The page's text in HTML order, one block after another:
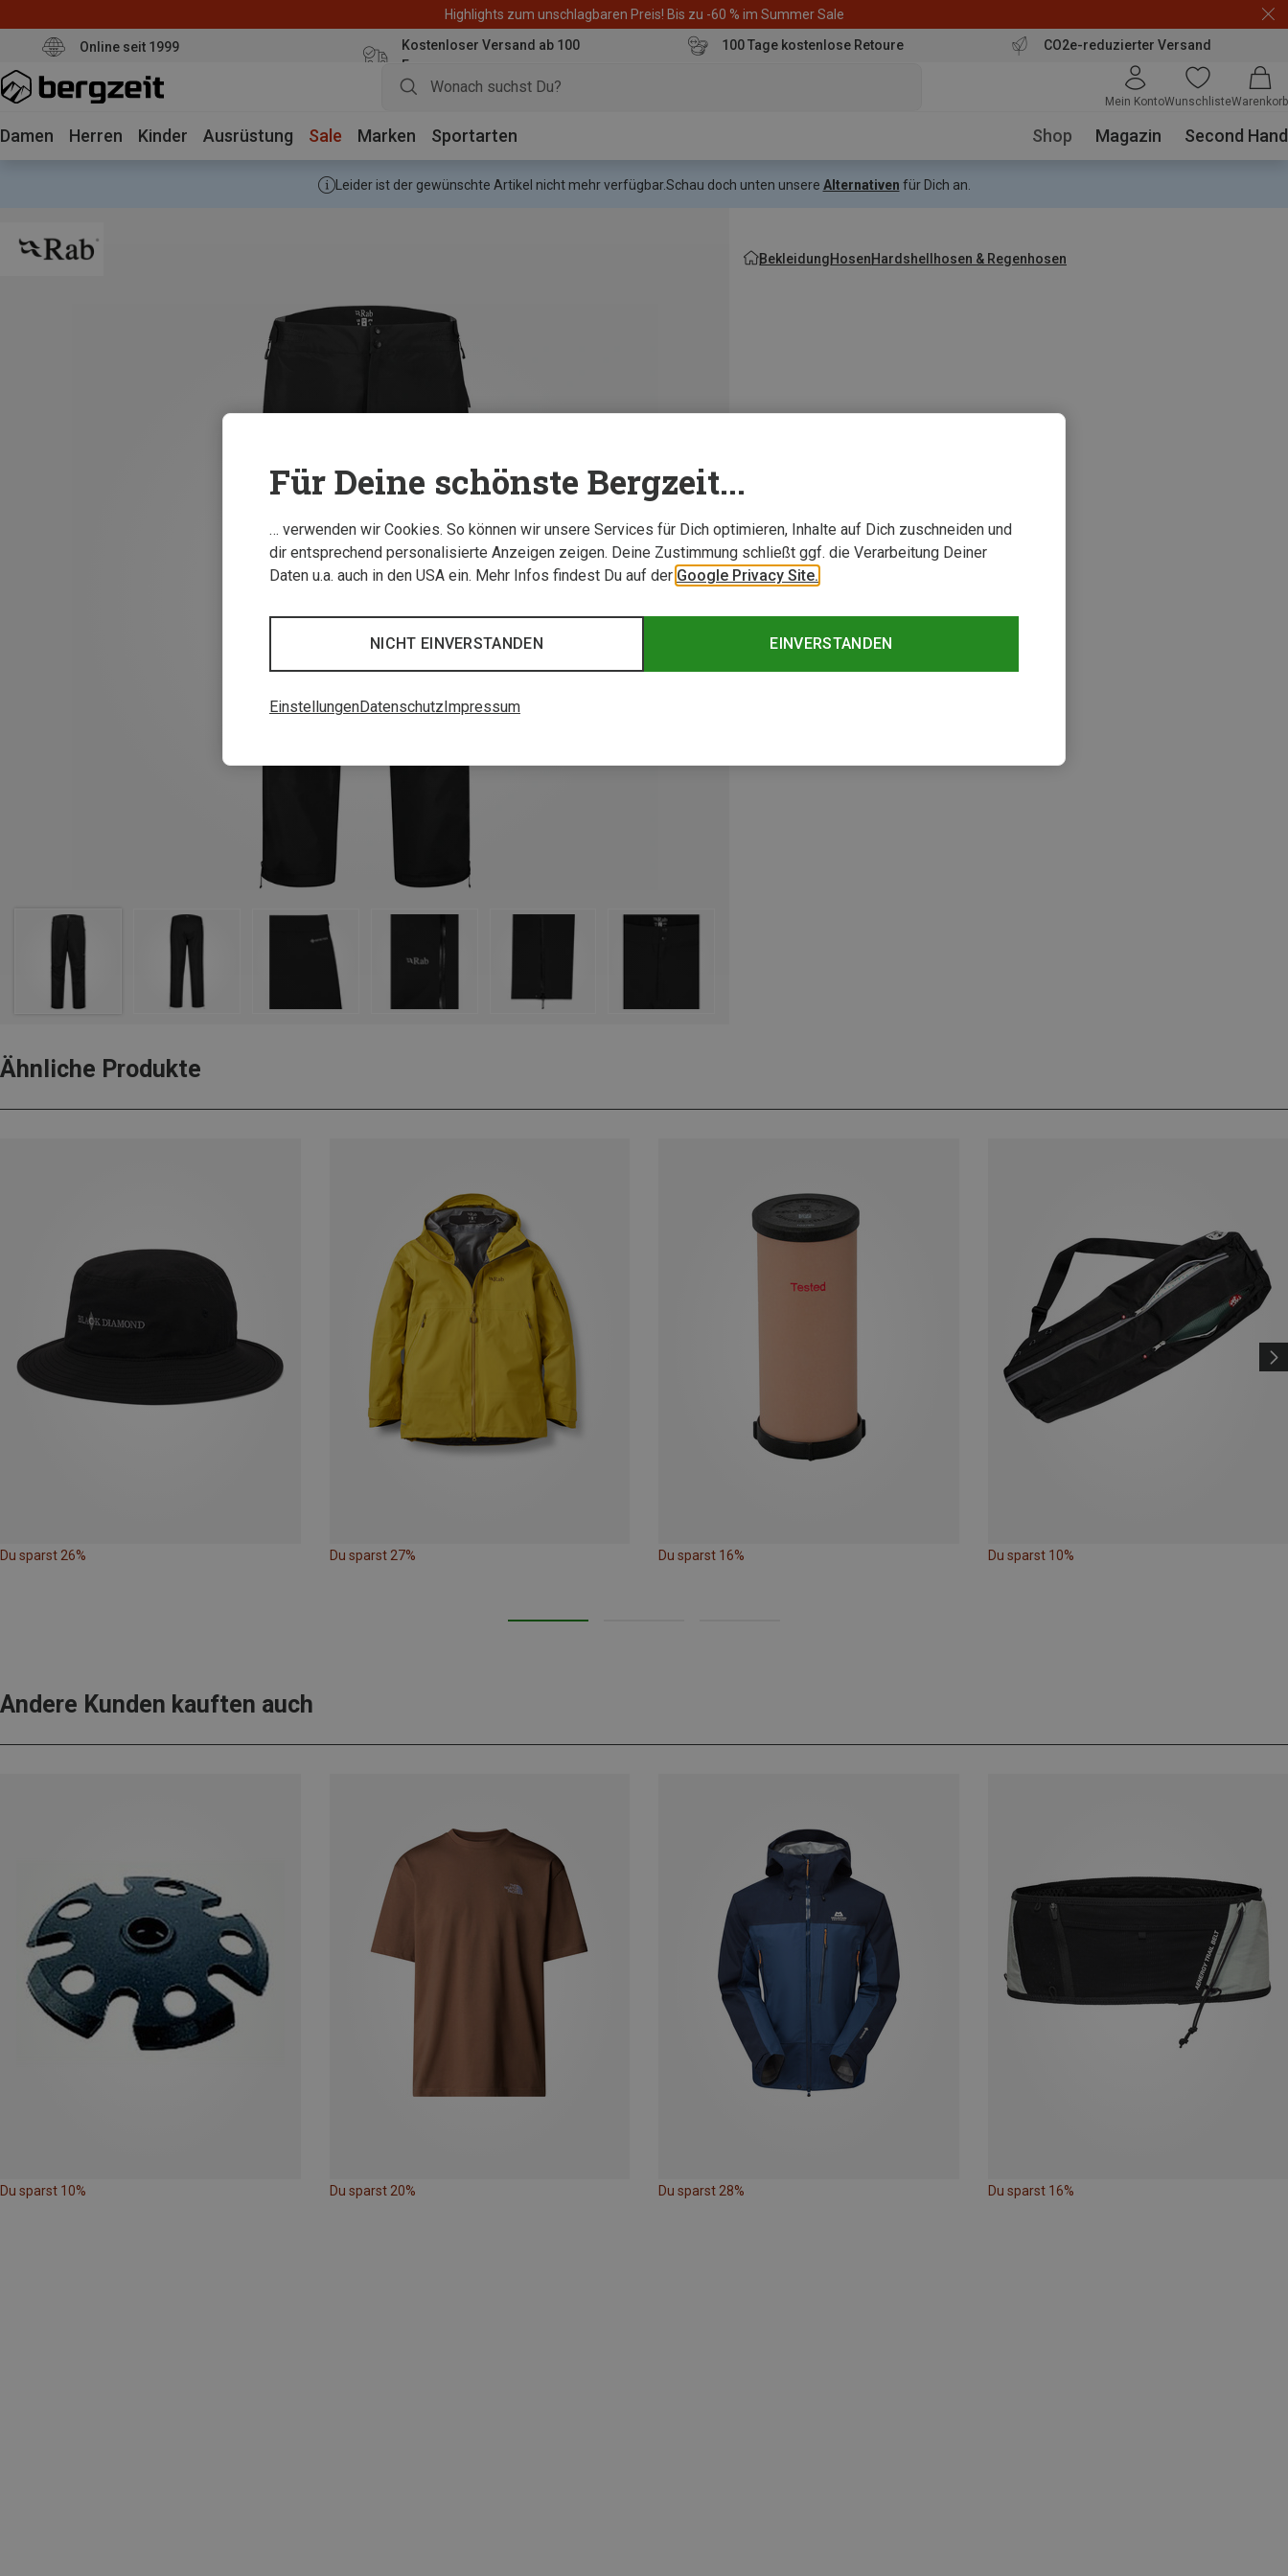
Highlights zum unschlagbaren Preis! Bis zu -60 % im Summer Sale
Online seit 1999
Kostenloser Versand ab 100
Euro
100 Tage kostenlose Retoure CO2e-reduzierter Versand
Mein KontoWunschlisteWarenkorb
Damen Herren Kinder Ausrüstung Sale Marken Sportarten Shop Magazin Second Hand
Leider ist der gewünschte Artikel nicht mehr verfügbar.Schau doch unten unsere Alternativen für Dich an.
BekleidungHosenHardshellhosen & Regenhosen
Ähnliche Produkte
Du sparst 26% Du sparst 27% Du sparst 16% Du sparst 10%
Andere Kunden kauften auch
Du sparst 10% Du sparst 20% Du sparst 28% Du sparst 16%
Für Deine schönste Bergzeit...
… verwenden wir Cookies. So können wir unsere Services für Dich optimieren, Inhalte auf Dich zuschneiden und
dir entsprechend personalisierte Anzeigen zeigen. Deine Zustimmung schließt ggf. die Verarbeitung Deiner
Daten u.a. auch in den USA ein. Mehr Infos findest Du auf der Google Privacy Site.
EINVERSTANDEN
NICHT EINVERSTANDEN
EinstellungenDatenschutzImpressum